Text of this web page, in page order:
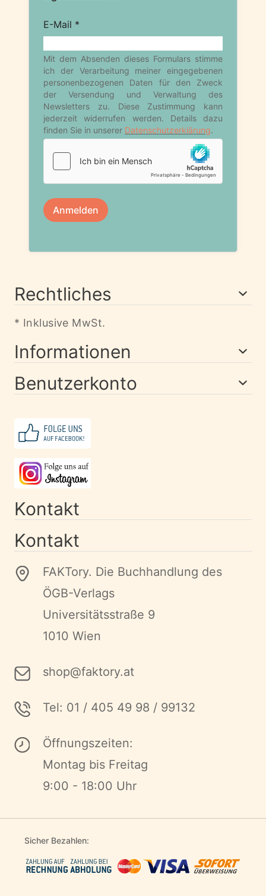
Rechtliches
* Inklusive MwSt.
Informationen
Benutzerkonto
Kontakt
Kontakt
FAKTory. Die Buchhandlung des
ÖGB-Verlags
Universitätsstraße 9
1010 Wien
shop@faktory.at
Tel: 01 / 405 49 98 / 99132
Öffnungszeiten:
Montag bis Freitag
9:00 - 18:00 Uhr
Sicher Bezahlen: